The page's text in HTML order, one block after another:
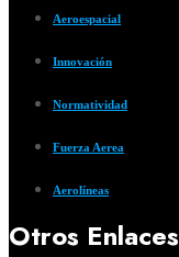
Aeroespacial
Innovación
Normatividad
Fuerza Aerea
Aerolíneas
Otros Enlaces